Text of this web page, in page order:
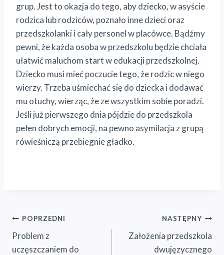
grup. Jest to okazja do tego, aby dziecko, w asyście
rodzica lub rodziców, poznało inne dzieci oraz
przedszkolanki i cały personel w placówce. Bądźmy
pewni, że każda osoba w przedszkolu będzie chciała
ułatwić maluchom start w edukacji przedszkolnej.
Dziecko musi mieć poczucie tego, że rodzic w niego
wierzy. Trzeba uśmiechać się do dziecka i dodawać
mu otuchy, wierząc, że ze wszystkim sobie poradzi.
Jeśli już pierwszego dnia pójdzie do przedszkola
pełen dobrych emocji, na pewno asymilacja z grupą
rówieśniczą przebiegnie gładko.
Nawigacja
wpisu
POPRZEDNI
Problem z
uczęszczaniem do
NASTĘPNY
Założenia przedszkola
dwujęzycznego